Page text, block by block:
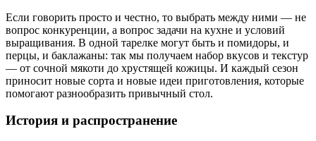
Если говорить просто и честно, то выбрать между ними — не
вопрос конкуренции, а вопрос задачи на кухне и условий
выращивания. В одной тарелке могут быть и помидоры, и
перцы, и баклажаны: так мы получаем набор вкусов и текстур
— от сочной мякоти до хрустящей кожицы. И каждый сезон
приносит новые сорта и новые идеи приготовления, которые
помогают разнообразить привычный стол.
История и распространение